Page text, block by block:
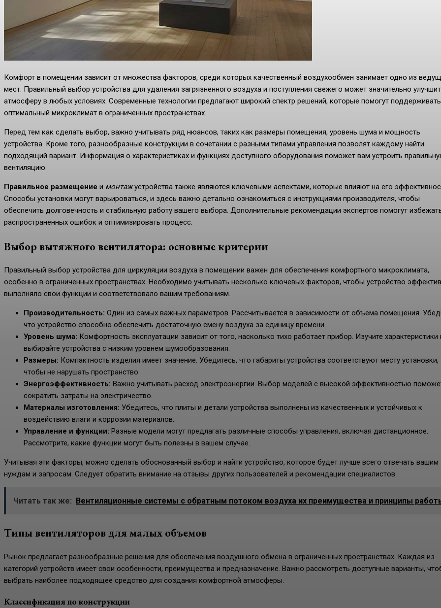
Комфорт в помещении зависит от множества факторов, среди которых качественный воздухообмен занимает одно из
мест. Правильный выбор устройства для удаления загрязненного воздуха и поступления свежего может значительно
атмосферу в любых условиях. Современные технологии предлагают широкий спектр решений, которые помогут поддерживать
оптимальный микроклимат в ограниченных пространствах.
Перед тем как сделать выбор, важно учитывать ряд нюансов, таких как размеры помещения, уровень шума и мощность
устройства. Кроме того, разнообразные конструкции в сочетании с разными типами управления позволят каждому найти
подходящий вариант. Информация о характеристиках и функциях доступного оборудования поможет вам устроить
вентиляцию.
Правильное размещение и монтажустройства также являются ключевыми аспектами, которые влияют на его
Способы установки могут варьироваться, и здесь важно детально ознакомиться с инструкциями производителя, чтобы
обеспечить долговечность и стабильную работу вашего выбора. Дополнительные рекомендации экспертов помогут
распространенных ошибок и оптимизировать процесс.
Выбор вытяжного вентилятора: основные критерии
Правильный выбор устройства для циркуляции воздуха в помещении важен для обеспечения комфортного микроклимата,
особенно в ограниченных пространствах. Необходимо учитывать несколько ключевых факторов, чтобы устройство
выполняло свои функции и соответствовало вашим требованиям.
Производительность: Один из самых важных параметров. Рассчитывается в зависимости от объема помещения.
что устройство способно обеспечить достаточную смену воздуха за единицу времени.
Уровень шума: Комфортность эксплуатации зависит от того, насколько тихо работает прибор. Изучите характеристики
выбирайте устройства с низким уровнем шумообразования.
Размеры: Компактность изделия имеет значение. Убедитесь, что габариты устройства соответствуют месту установки,
чтобы не нарушать пространство.
Энергоэффективность: Важно учитывать расход электроэнергии. Выбор моделей с высокой эффективностью
сократить затраты на электричество.
Материалы изготовления: Убедитесь, что плиты и детали устройства выполнены из качественных и устойчивых к
воздействию влаги и коррозии материалов.
Управление и функции: Разные модели могут предлагать различные способы управления, включая дистанционное.
Рассмотрите, какие функции могут быть полезны в вашем случае.
Учитывая эти факторы, можно сделать обоснованный выбор и найти устройство, которое будет лучше всего отвечать вашим
нуждам и запросам. Следует обратить внимание на отзывы других пользователей и рекомендации специалистов.
Читать так же: Вентиляционные системы с обратным потоком воздуха их преимущества и принципы
Типы вентиляторов для малых объемов
Рынок предлагает разнообразные решения для обеспечения воздушного обмена в ограниченных пространствах. Каждая из
категорий устройств имеет свои особенности, преимущества и предназначение. Важно рассмотреть доступные варианты,
выбрать наиболее подходящее средство для создания комфортной атмосферы.
Классификация по конструкции